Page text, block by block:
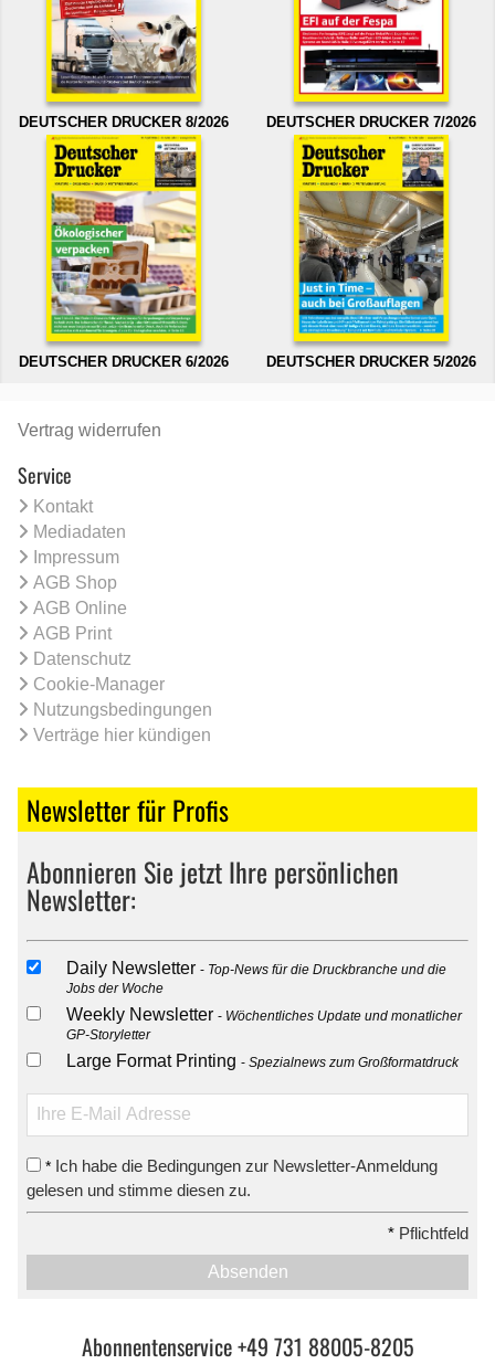
DEUTSCHER DRUCKER 8/2026 DEUTSCHER DRUCKER 7/2026
DEUTSCHER DRUCKER 6/2026 DEUTSCHER DRUCKER 5/2026
Vertrag widerrufen
Service
Kontakt
Mediadaten
Impressum
AGB Shop
AGB Online
AGB Print
Datenschutz
Cookie-Manager
Nutzungsbedingungen
Verträge hier kündigen
Newsletter für Profis
Abonnieren Sie jetzt Ihre persönlichen
Newsletter:
Daily Newsletter
Top-News für die Druckbranche und die
Jobs der Woche
Weekly Newsletter
Wöchentliches Update und monatlicher
GP-Storyletter
Large Format Printing Spezialnews zum Großformatdruck
* Ich habe die Bedingungen zur Newsletter-Anmeldung
gelesen und stimme diesen zu.
* Pflichtfeld
Absenden
Abonnentenservice +49 731 88005-8205